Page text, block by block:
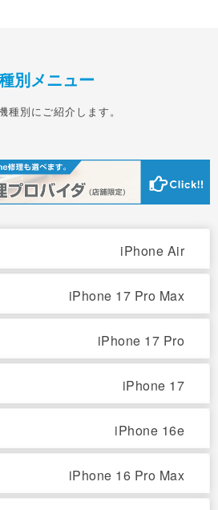
別メニュー
別にご紹介します。
iPhone Air
iPhone 17 Pro Max
iPhone 17 Pro
iPhone 17
iPhone 16e
iPhone 16 Pro Max